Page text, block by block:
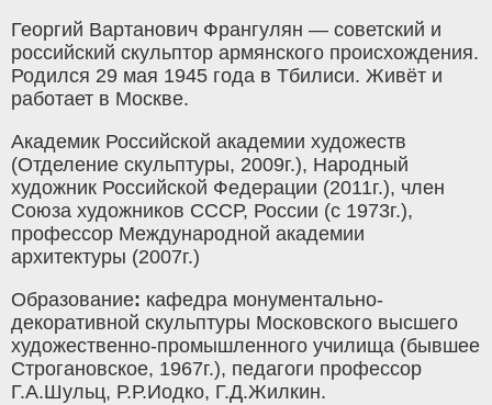
Георгий Вартанович Франгулян — советский и
российский скульптор армянского происхождения.
Родился 29 мая 1945 года в Тбилиси. Живёт и
работает в Москве.
Академик Российской академии художеств
(Отделение скульптуры, 2009г.), Народный
художник Российской Федерации (2011г.), член
Союза художников СССР, России (с 1973г.),
профессор Международной академии
архитектуры (2007г.)
Образование: кафедра монументально-
декоративной скульптуры Московского высшего
художественно-промышленного училища (бывшее
Строгановское, 1967г.), педагоги профессор
Г.А.Шульц, Р.Р.Иодко, Г.Д.Жилкин.